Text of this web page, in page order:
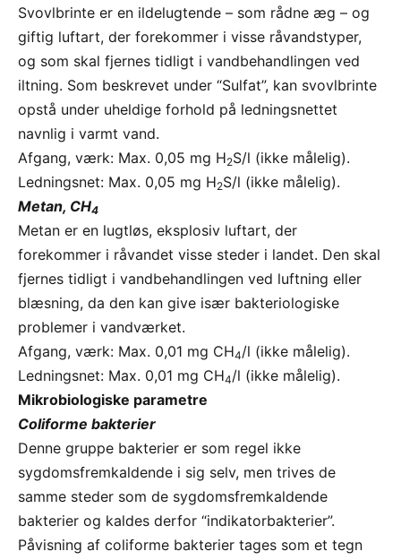
Svovlbrinte er en ildelugtende – som rådne æg – og
giftig luftart, der forekommer i visse råvandstyper,
og som skal fjernes tidligt i vandbehandlingen ved
iltning. Som beskrevet under “Sulfat”, kan svovlbrinte
opstå under uheldige forhold på ledningsnettet
navnlig i varmt vand.
Afgang, værk: Max. 0,05 mg H2S/l (ikke målelig).
Ledningsnet: Max. 0,05 mg H2S/l (ikke målelig).
Metan, CH4
Metan er en lugtløs, eksplosiv luftart, der
forekommer i råvandet visse steder i landet. Den skal
fjernes tidligt i vandbehandlingen ved luftning eller
blæsning, da den kan give især bakteriologiske
problemer i vandværket.
Afgang, værk: Max. 0,01 mg CH4/l (ikke målelig).
Ledningsnet: Max. 0,01 mg CH4/l (ikke målelig).
Mikrobiologiske parametre
Coliforme bakterier
Denne gruppe bakterier er som regel ikke
sygdomsfremkaldende i sig selv, men trives de
samme steder som de sygdomsfremkaldende
bakterier og kaldes derfor “indikatorbakterier”.
Påvisning af coliforme bakterier tages som et tegn